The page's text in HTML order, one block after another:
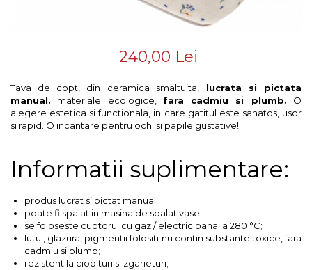
Colectia Butterfly Dance
Colectia Infinity
Colectia Morning Glory
Colectia Wild Hearts
240,00 Lei
Tava de copt, din ceramica smaltuita,lucrata si pictata
manual. materiale ecologice, fara cadmiu si plumb. O
alegere estetica si functionala, in care gatitul este sanatos, usor
si rapid. O incantare pentru ochi si papile gustative!
Informatii suplimentare:
produs lucrat si pictat manual;
poate fi spalat in masina de spalat vase;
se foloseste cuptorul cu gaz / electric pana la 280 °C;
lutul, glazura, pigmentii folositi nu contin substante toxice, fara
cadmiu si plumb;
rezistent la ciobituri si zgarieturi;